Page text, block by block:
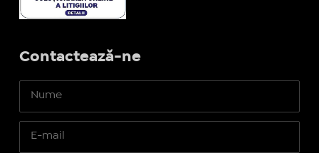
Contactează-ne